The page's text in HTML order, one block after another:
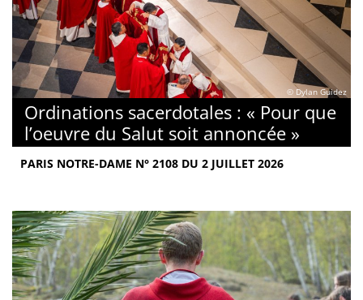
© Dylan Guidez
Ordinations sacerdotales : « Pour que
l’oeuvre du Salut soit annoncée »
PARIS NOTRE-DAME N° 2108 DU 2 JUILLET 2026